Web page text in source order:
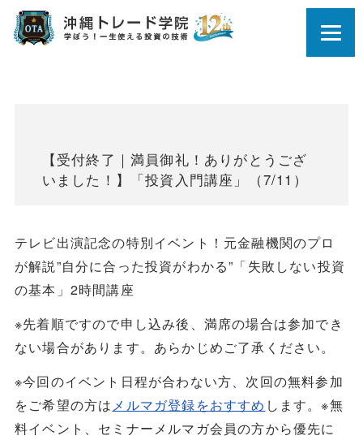
【受付終了｜満員御礼！ありがとうござ
いました！】「投資入門講座」（7/11）
テレビ出演記念の特別イベント！元金融機関のプロ
が解説”自分に合った投資がわかる”「失敗しない投資
の基本」2時間講座
※先着順ですので申し込み後、満席の場合は参加でき
ない場合があります。あらかじめご了承ください。
※今回のイベント日程が合わない方、次回の無料参加
をご希望の方はメルマガ登録をおすすめ します。※無
料イベント、セミナーメルマガ会員の方から優先に